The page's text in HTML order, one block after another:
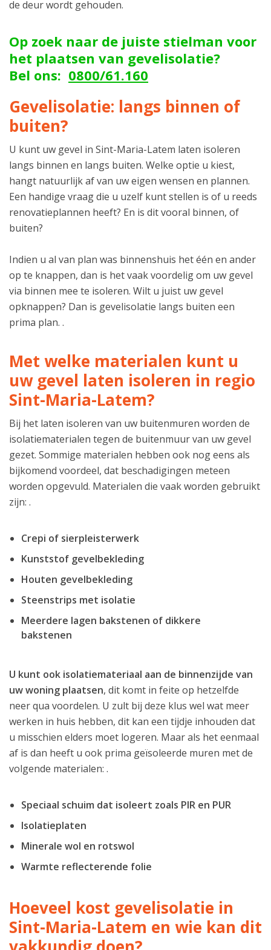
de deur wordt gehouden.
Op zoek naar de juiste stielman voor
het plaatsen van gevelisolatie?
Bel ons: 0800/61.160
Gevelisolatie: langs binnen of
buiten?
U kunt uw gevel in Sint-Maria-Latem laten isoleren
langs binnen en langs buiten. Welke optie u kiest,
hangt natuurlijk af van uw eigen wensen en plannen.
Een handige vraag die u uzelf kunt stellen is of u reeds
renovatieplannen heeft? En is dit vooral binnen, of
buiten?
Indien u al van plan was binnenshuis het één en ander
op te knappen, dan is het vaak voordelig om uw gevel
via binnen mee te isoleren. Wilt u juist uw gevel
opknappen? Dan is gevelisolatie langs buiten een
prima plan. .
Met welke materialen kunt u
uw gevel laten isoleren in regio
Sint-Maria-Latem?
Bij het laten isoleren van uw buitenmuren worden de
isolatiematerialen tegen de buitenmuur van uw gevel
gezet. Sommige materialen hebben ook nog eens als
bijkomend voordeel, dat beschadigingen meteen
worden opgevuld. Materialen die vaak worden gebruikt
zijn: .
Crepi of sierpleisterwerk
Kunststof gevelbekleding
Houten gevelbekleding
Steenstrips met isolatie
Meerdere lagen bakstenen of dikkere
bakstenen
U kunt ook isolatiemateriaal aan de binnenzijde van
uw woning plaatsen, dit komt in feite op hetzelfde
neer qua voordelen. U zult bij deze klus wel wat meer
werken in huis hebben, dit kan een tijdje inhouden dat
u misschien elders moet logeren. Maar als het eenmaal
af is dan heeft u ook prima geïsoleerde muren met de
volgende materialen: .
Speciaal schuim dat isoleert zoals PIR en PUR
Isolatieplaten
Minerale wol en rotswol
Warmte reflecterende folie
Hoeveel kost gevelisolatie in
Sint-Maria-Latem en wie kan dit